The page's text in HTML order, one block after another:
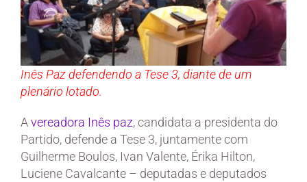
Inês Paz defendendo a Tese 3, diante de um
plenário lotado.
Avereadora Inês paz, candidata a presidenta do
Partido, defende a Tese 3, juntamente com
Guilherme Boulos, Ivan Valente, Érika Hilton,
Luciene Cavalcante – deputadas e deputados